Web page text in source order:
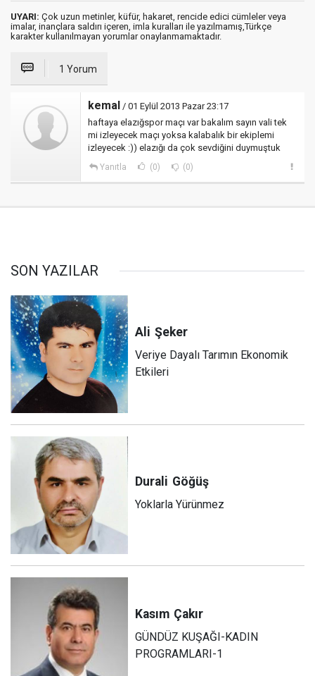
UYARI: Çok uzun metinler, küfür, hakaret, rencide edici cümleler veya
imalar, inançlara saldırı içeren, imla kuralları ile yazılmamış,Türkçe
karakter kullanılmayan yorumlar onaylanmamaktadır.
1 Yorum
kemal / 01 Eylül 2013 Pazar 23:17
haftaya elazığspor maçı var bakalım sayın vali tek
mi izleyecek maçı yoksa kalabalık bir ekiplemi
izleyecek :)) elazığı da çok sevdiğini duymuştuk
Yanıtla (0) (0)
SON YAZILAR
Ali Şeker
Veriye Dayalı Tarımın Ekonomik
Etkileri
Durali Göğüş
Yoklarla Yürünmez
Kasım Çakır
GÜNDÜZ KUŞAĞI-KADIN
PROGRAMLARI-1